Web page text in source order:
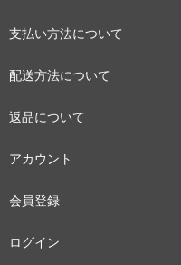
支払い方法について
配送方法について
返品について
アカウント
会員登録
ログイン